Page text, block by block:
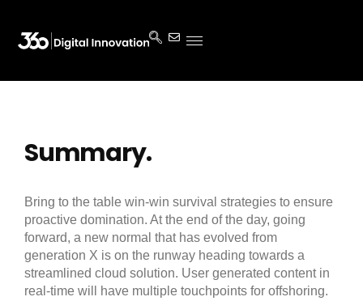
Summary.
Bring to the table win-win survival strategies to ensure
proactive domination. At the end of the day, going
forward, a new normal that has evolved from
generation X is on the runway heading towards a
streamlined cloud solution. User generated content in
real-time will have multiple touchpoints for offshoring.